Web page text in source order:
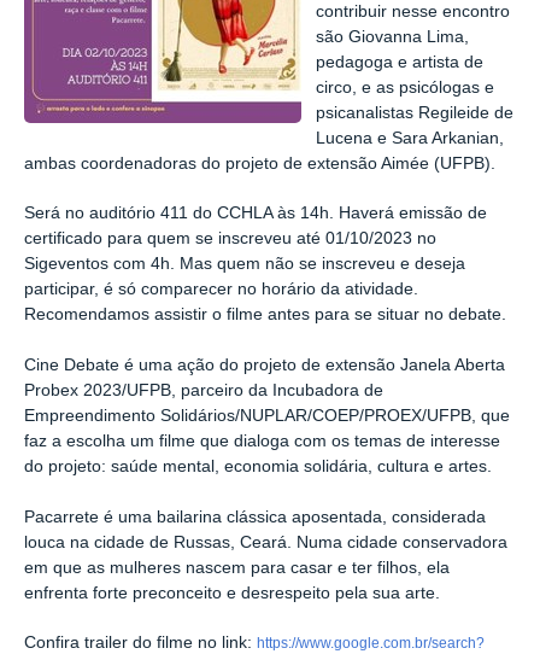
contribuir nesse encontro
são Giovanna Lima,
pedagoga e artista de
circo, e as psicólogas e
psicanalistas Regileide de
Lucena e Sara Arkanian,
ambas coordenadoras do projeto de extensão Aimée (UFPB).
Será no auditório 411 do CCHLA às 14h. Haverá emissão de
certificado para quem se inscreveu até 01/10/2023 no
Sigeventos com 4h. Mas quem não se inscreveu e deseja
participar, é só comparecer no horário da atividade.
Recomendamos assistir o filme antes para se situar no debate.
Cine Debate é uma ação do projeto de extensão Janela Aberta
Probex 2023/UFPB, parceiro da Incubadora de
Empreendimento Solidários/NUPLAR/COEP/PROEX/UFPB, que
faz a escolha um filme que dialoga com os temas de interesse
do projeto: saúde mental, economia solidária, cultura e artes.
Pacarrete é uma bailarina clássica aposentada, considerada
louca na cidade de Russas, Ceará. Numa cidade conservadora
em que as mulheres nascem para casar e ter filhos, ela
enfrenta forte preconceito e desrespeito pela sua arte.
Confira trailer do filme no link: https://www.google.com.br/search?